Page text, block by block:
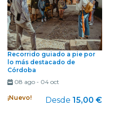
Recorrido guiado a pie por
lo más destacado de
Córdoba
08 ago- 04 oct
¡Nuevo! Desde 15,00 €